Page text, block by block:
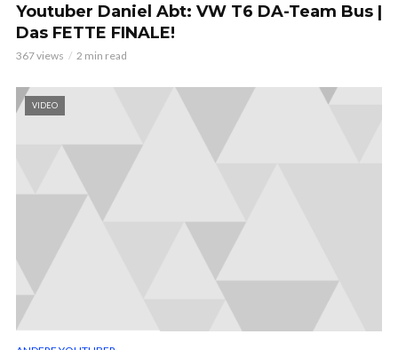
Youtuber Daniel Abt: VW T6 DA-Team Bus |
Das FETTE FINALE!
367 views 2 min read
VIDEO